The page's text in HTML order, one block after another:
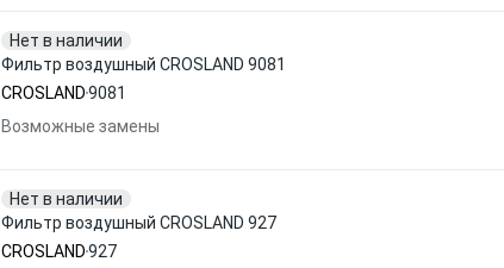
Нет в наличии
Фильтр воздушный CROSLAND 9081
CROSLAND9081
Возможные замены
Нет в наличии
Фильтр воздушный CROSLAND 927
CROSLAND927